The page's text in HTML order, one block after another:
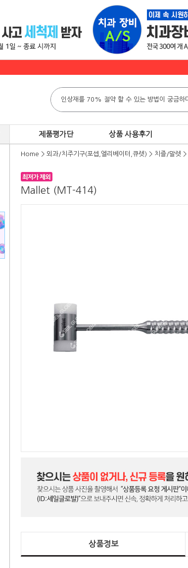
제품평가단 상품 사용후기
Home > 외과/치주기구(포셉,엘리베이터,큐렛) > 치즐/말렛 >
Mallet (MT-414)
상품정보